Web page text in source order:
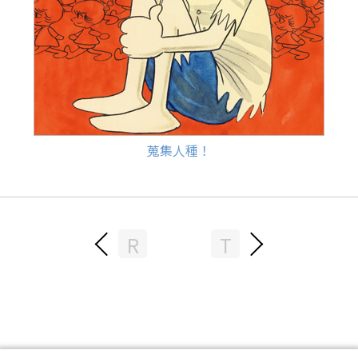
蒐集人種！
R T